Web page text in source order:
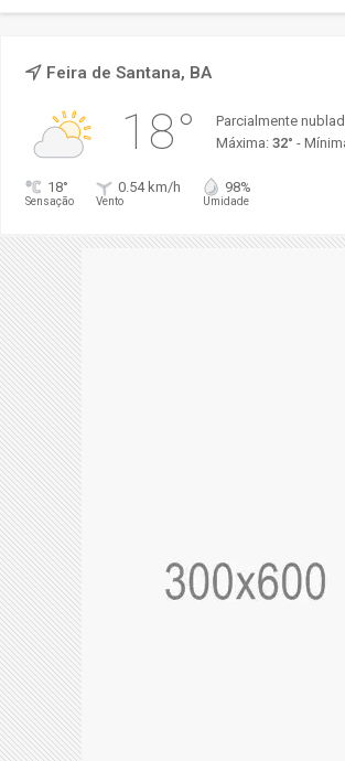
Feira de Santana, BA
18°
Parcialmente
Máxima: 32° -
18°
Sensação
0.54 km/h
Vento
98%
Umidade